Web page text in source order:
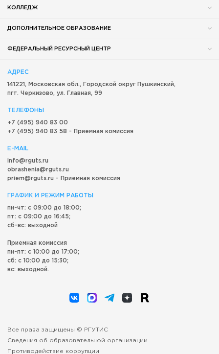
КОЛЛЕДЖ
ДОПОЛНИТЕЛЬНОЕ ОБРАЗОВАНИЕ
ФЕДЕРАЛЬНЫЙ РЕСУРСНЫЙ ЦЕНТР
АДРЕС
141221, Московская обл., Городской округ Пушкинский,
пгт. Черкизово, ул. Главная, 99
ТЕЛЕФОНЫ
+7 (495) 940 83 00
+7 (495) 940 83 58 - Приемная комиссия
E-MAIL
info@rguts.ru
obrashenia@rguts.ru
priem@rguts.ru - Приемная комиссия
ГРАФИК И РЕЖИМ РАБОТЫ
пн-чт: с 09:00 до 18:00;
пт: с 09:00 до 16:45;
сб-вс: выходной
Приемная комиссия
пн-пт: с 10:00 до 17:00;
сб: с 10:00 до 15:30;
вс: выходной.
Все права защищены © РГУТИС
Сведения об образовательной организации
Противодействие коррупции